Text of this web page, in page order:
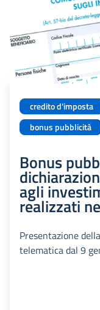
credito d'imposta
bonus pubblicità
Bonus
agli
realizzati
Presentazione
telematica dal 9